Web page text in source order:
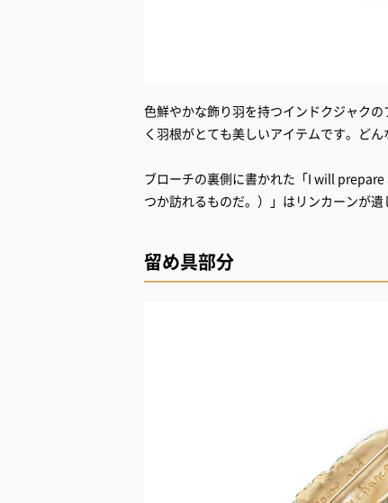
色鮮やかな飾り羽を持つインドクジャク
く羽根がとても美しいアイテムです。ど
ブローチの裏側に書かれた「I will
つか訪れるものだ。）」はリンカーンが遺
留め具部分